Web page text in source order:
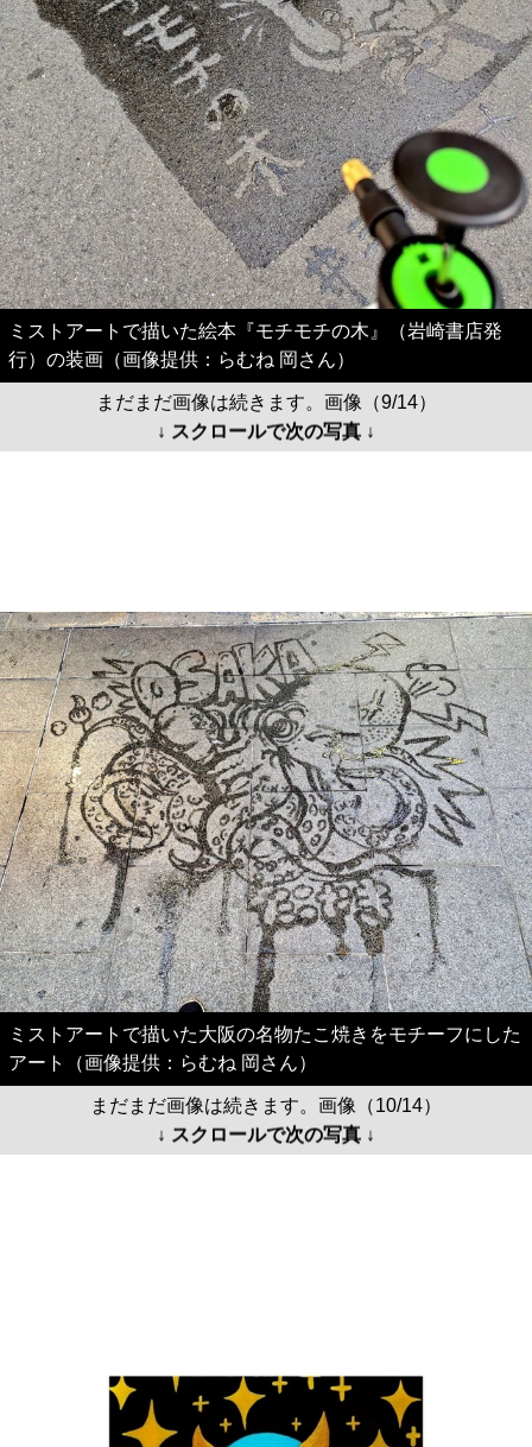
ミストアートで描いた絵本『モチモチの木』（岩崎書店発
行）の装画（画像提供：らむね 岡さん）
まだまだ画像は続きます。画像（9/14）
↓ スクロールで次の写真 ↓
ミストアートで描いた大阪の名物たこ焼きをモチーフにした
アート（画像提供：らむね 岡さん）
まだまだ画像は続きます。画像（10/14）
↓ スクロールで次の写真 ↓